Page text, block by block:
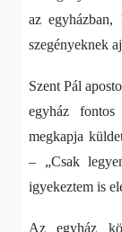
az
szegényeknek
Szent Pál
egyház fontos
megkapja
– „Csak
igyekeztem is
Az egyház